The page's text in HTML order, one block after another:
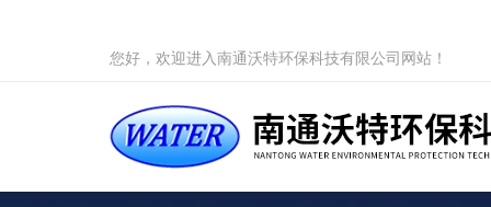
您好，欢迎进入南通沃特环保科技有限公司网站！